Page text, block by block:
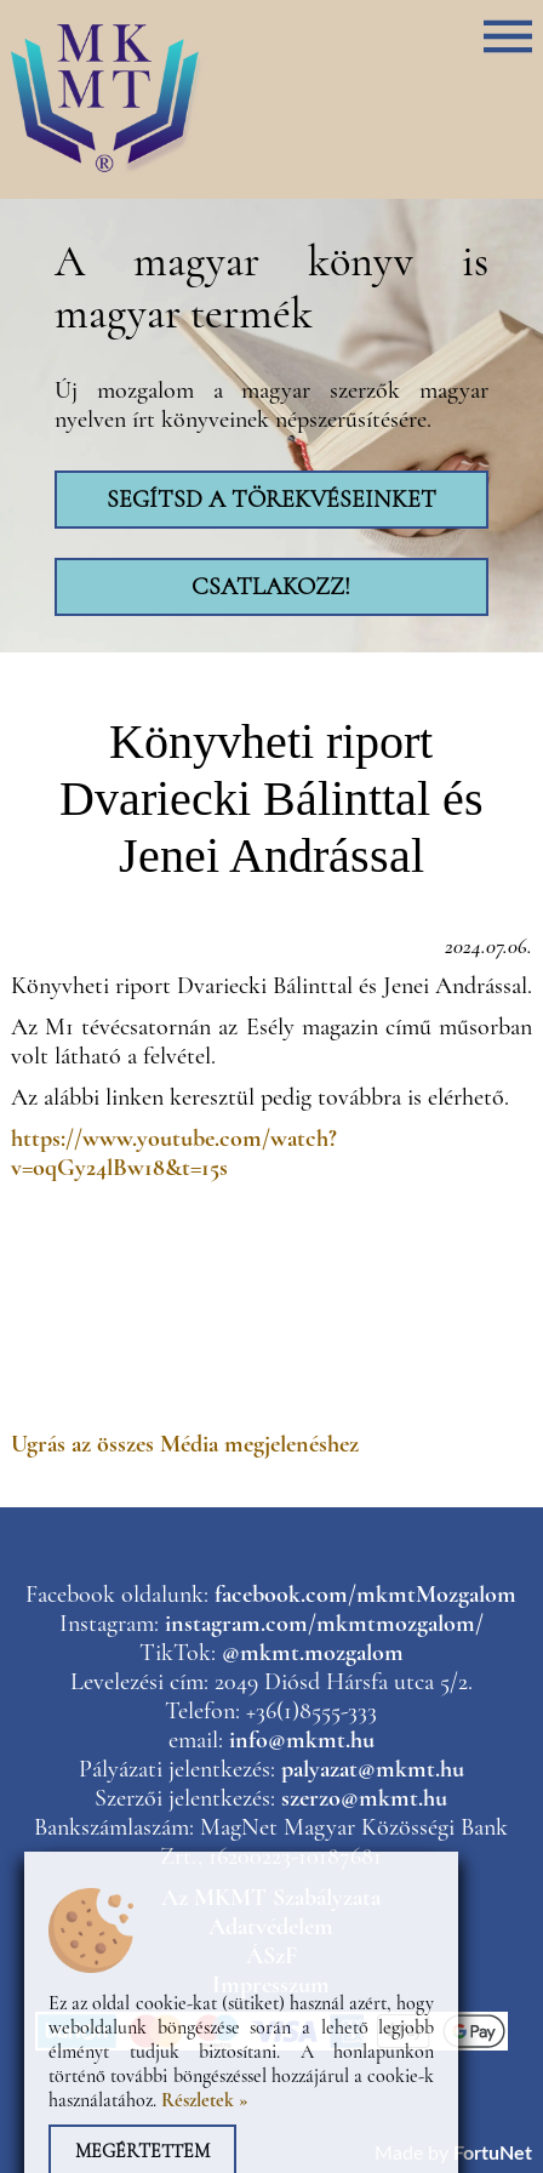
Ez az oldal cookie-kat (sütiket) használ azért, hogy
weboldalunk böngészése során a lehető legjobb
élményt tudjuk biztosítani. A honlapunkon
történő további böngészéssel hozzájárul a cookie-k
használatához. Részletek »
MEGÉRTETTEM
A magyar könyv is
magyar termék
Új mozgalom a magyar szerzők magyar
nyelven írt könyveinek népszerűsítésére.
SEGÍTSD A TÖREKVÉSEINKET
CSATLAKOZZ!
Könyvheti riport
Dvariecki Bálinttal és
Jenei Andrással
2024.07.06.
Könyvheti riport Dvariecki Bálinttal és Jenei Andrással.
Az M1 tévécsatornán az Esély magazin című műsorban
volt látható a felvétel.
Az alábbi linken keresztül pedig továbbra is elérhető.
https://www.youtube.com/watch?
v=oqGy24lBw18&t=15s
Ugrás az összes Média megjelenéshez
Facebook oldalunk:facebook.com/mkmtMozgalom
Instagram: instagram.com/mkmtmozgalom/
TikTok: @mkmt.mozgalom
Levelezési cím: 2049 Diósd Hársfa utca 5/2.
Telefon: +36(1)8555-333
email: info@mkmt.hu
Pályázati jelentkezés: palyazat@mkmt.hu
Szerzői jelentkezés:szerzo@mkmt.hu
Bankszámlaszám: MagNet Magyar Közösségi Bank
Zrt., 16200223-10187681
FortuNet